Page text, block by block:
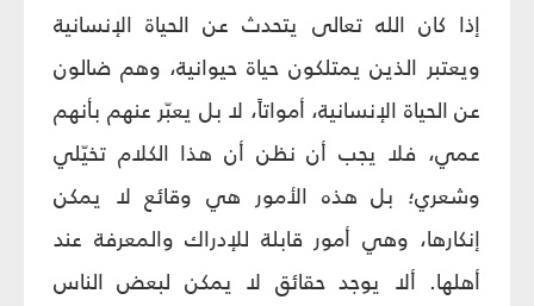
إذا كان الله تعالى يتحدث عن الحياة الإنسانية
ويعتبر الذين يمتلكون حياة حيوانية، وهم ضالون
عن الحياة الإنسانية، أمواتاً، لا بل يعبّر عنهم بأنهم
عمي، فلا يجب أن نظن أن هذا الكلام تخيّلي
وشعري؛ بل هذه الأمور هي وقائع لا يمكن
إنكارها، وهي أمور قابلة للإدراك والمعرفة عند
أهلها. ألا يوجد حقائق لا يمكن لبعض الناس